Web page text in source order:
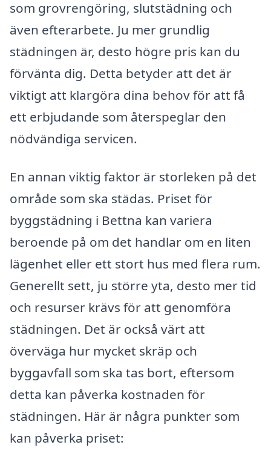
som grovrengöring, slutstädning och
även efterarbete. Ju mer grundlig
städningen är, desto högre pris kan du
förvänta dig. Detta betyder att det är
viktigt att klargöra dina behov för att få
ett erbjudande som återspeglar den
nödvändiga servicen.
En annan viktig faktor är storleken på det
område som ska städas. Priset för
byggstädning i Bettna kan variera
beroende på om det handlar om en liten
lägenhet eller ett stort hus med flera rum.
Generellt sett, ju större yta, desto mer tid
och resurser krävs för att genomföra
städningen. Det är också värt att
överväga hur mycket skräp och
byggavfall som ska tas bort, eftersom
detta kan påverka kostnaden för
städningen. Här är några punkter som
kan påverka priset: